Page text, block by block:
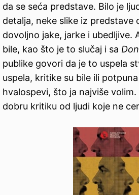
da se seća predstave. Bilo je
detalja, neke slike iz predstave
dovoljno jake, jarke i ubedljive.
bile, kao što je to slučaj i sa
publike govori da je to uspela
uspela, kritike su bile ili
hvalospevi, što ja najviše
dobru kritiku od ljudi koje ne